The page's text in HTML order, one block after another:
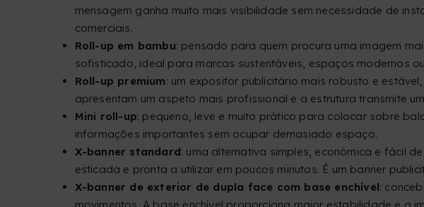
mensagem ganha muito mais visibilidade sem necessidade de
comerciais.
Roll-up em bambu: pensado para quem procura uma imagem
sofisticado, ideal para marcas sustentáveis, espaços modernos
Roll-up premium: um expositor publicitário mais robusto e
apresentam um aspeto mais profissional e a estrutura transmite
Mini roll-up: pequeno, leve e muito prático para colocar sobre
informações importantes sem ocupar demasiado espaço.
X-banner standard: uma alternativa simples, económica e fácil
esticada e pronta a utilizar em poucos minutos. É um banner
X-banner de exterior de dupla face com base enchível: